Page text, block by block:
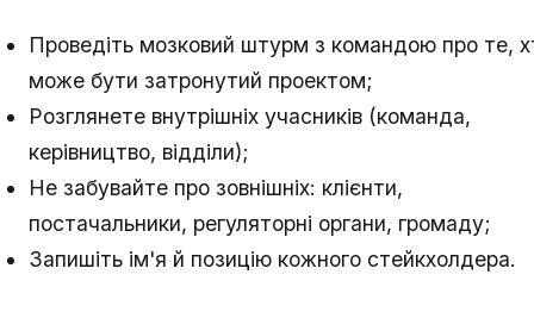
Проведіть мозковий штурм з командою про те,
може бути затронутий проектом;
Розглянете внутрішніх учасників (команда,
керівництво, відділи);
Не забувайте про зовнішніх: клієнти,
постачальники, регуляторні органи, громаду;
Запишіть ім'я й позицію кожного стейкхолдера.